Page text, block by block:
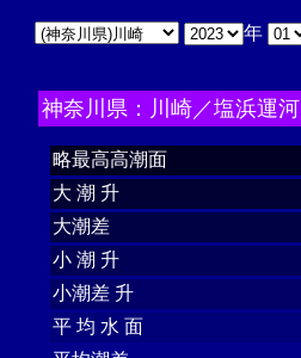
年
神奈川県：川崎／塩浜運河
略最高高潮面
大 潮 升
大潮差
小 潮 升
小潮差 升
平 均 水 面